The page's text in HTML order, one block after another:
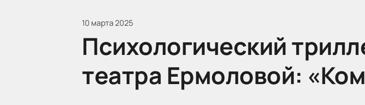
10 марта 2025
Психологический
театра Ермоловой: